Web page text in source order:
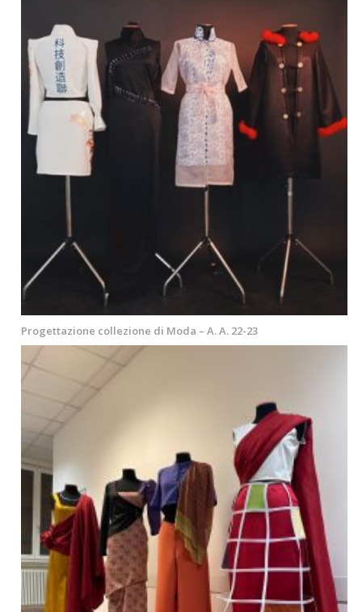
Progettazione collezione di Moda – A. A. 22-23